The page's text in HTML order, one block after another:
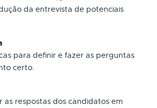
da entrevista de potenciais
para definir e fazer as perguntas
certo.
as respostas dos candidatos em